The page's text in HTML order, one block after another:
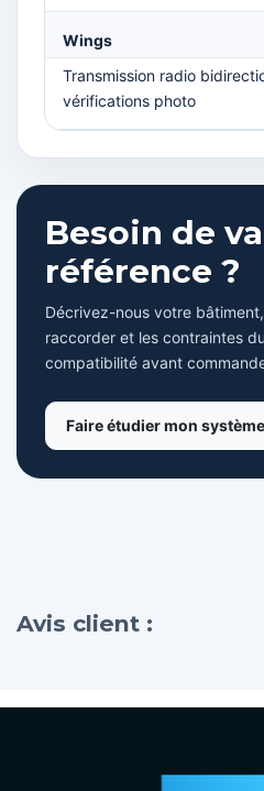
Wings
Transmission radio
vérifications photo
Besoin de
référence ?
Décrivez-nous votre
raccorder et les contraintes
compatibilité avant
Faire étudier mon
Avis client :